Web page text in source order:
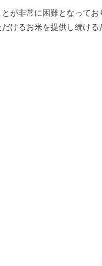
が非常に困難となってお
けるお米を提供し続ける